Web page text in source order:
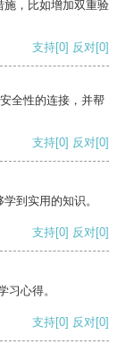
施，比如增加双重验
支持[0] 反对[0]
全性的连接，并帮
支持[0] 反对[0]
到实用的知识。
支持[0] 反对[0]
习心得。
支持[0] 反对[0]